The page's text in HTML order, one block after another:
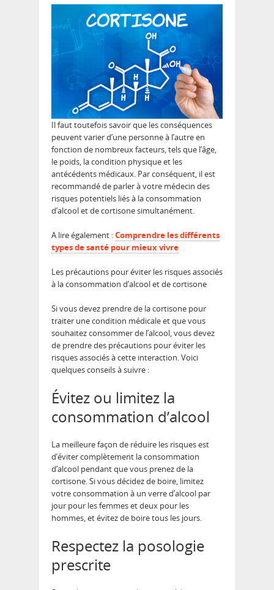
Il faut toutefois savoir que les conséquences
peuvent varier d’une personne à l’autre en
fonction de nombreux facteurs, tels que l’âge,
le poids, la condition physique et les
antécédents médicaux. Par conséquent, il est
recommandé de parler à votre médecin des
risques potentiels liés à la consommation
d’alcool et de cortisone simultanément.
A lire également :Comprendre les différents
types de santé pour mieux vivre
Les précautions pour éviter les risques associés
à la consommation d’alcool et de cortisone
Si vous devez prendre de la cortisone pour
traiter une condition médicale et que vous
souhaitez consommer de l’alcool, vous devez
de prendre des précautions pour éviter les
risques associés à cette interaction. Voici
quelques conseils à suivre :
Évitez ou limitez la
consommation d’alcool
La meilleure façon de réduire les risques est
d’éviter complètement la consommation
d’alcool pendant que vous prenez de la
cortisone. Si vous décidez de boire, limitez
votre consommation à un verre d’alcool par
jour pour les femmes et deux pour les
hommes, et évitez de boire tous les jours.
Respectez la posologie
prescrite